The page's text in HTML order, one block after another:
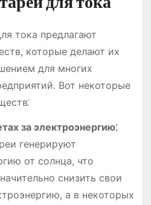
тока предлагают
которые делают их
для многих
Вот некоторые
за электроэнергию⁚
генерируют
от солнца, что
снизить свои
а в некоторых